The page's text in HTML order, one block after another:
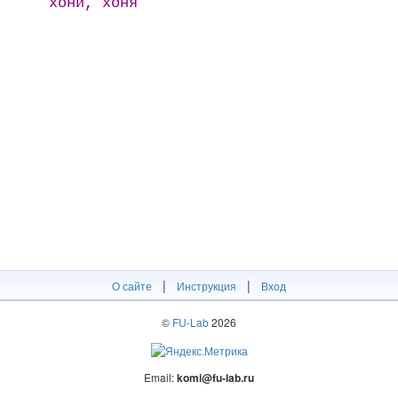
О сайте | Инструкция | Вход
© FU-Lab2026
Email:komi@fu-lab.ru